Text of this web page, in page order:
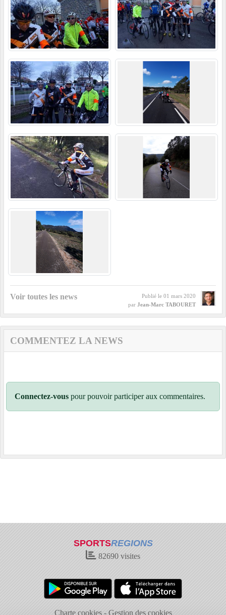
Voir toutes les news Publié le 01 mars 2020
par Jean-Marc TABOURET
COMMENTEZ LA NEWS
Connectez-vous pour pouvoir participer aux commentaires.
SPORTSREGIONS
82690 visites
Charte cookies Gestion des cookies